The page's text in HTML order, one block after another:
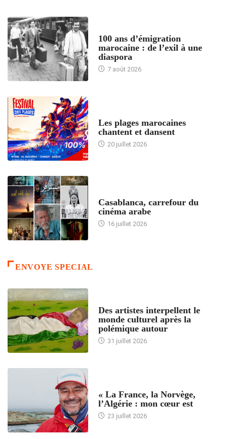
100 ans d’émigration
marocaine : de l’exil à une
diaspora
7 août 2026
Les plages marocaines
chantent et dansent
20 juillet 2026
Casablanca, carrefour du
cinéma arabe
16 juillet 2026
ENVOYE SPECIAL
Des artistes interpellent le
monde culturel après la
polémique autour
31 juillet 2026
« La France, la Norvège,
l’Algérie : mon cœur est
23 juillet 2026